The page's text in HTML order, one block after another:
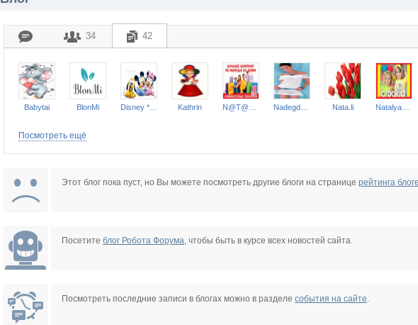
34 42
Babytai BlonMi Kathrin Nata.li
zhenja27
Оксанушка Змеюша
Посмотреть ещё
Этот блог пока пуст, но Вы можете посмотреть другие блоги на странице рейтинга
Посетите блог Робота Форума, чтобы быть в курсе всех новостей сайта.
Посмотреть последние записи в блогах можно в разделе события на сайте.